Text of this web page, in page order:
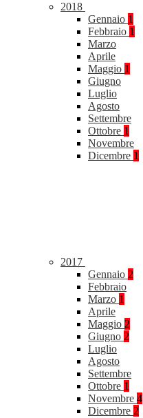
2018
Gennaio 1
Febbraio 1
Marzo
Aprile
Maggio 1
Giugno
Luglio
Agosto
Settembre
Ottobre 1
Novembre
Dicembre 1
2017
Gennaio 2
Febbraio
Marzo 1
Aprile
Maggio 2
Giugno 2
Luglio
Agosto
Settembre
Ottobre 1
Novembre 4
Dicembre 2